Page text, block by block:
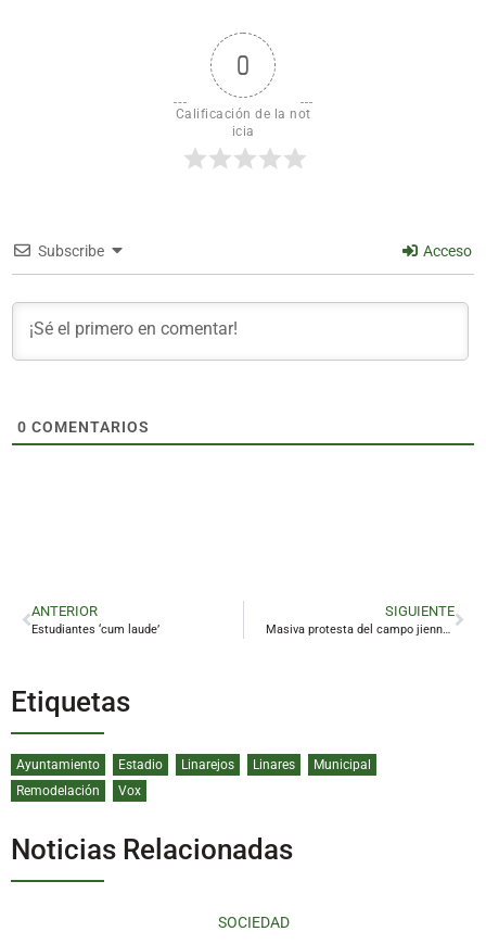
0
Calificación de la not
icia
Subscribe Acceso
0 COMENTARIOS
ANTERIOR
Estudiantes ‘cum laude’
SIGUIENTE
Masiva protesta del campo jiennense
Etiquetas
Ayuntamiento Estadio Linarejos Linares
Municipal
Remodelación
Vox
Noticias Relacionadas
SOCIEDAD